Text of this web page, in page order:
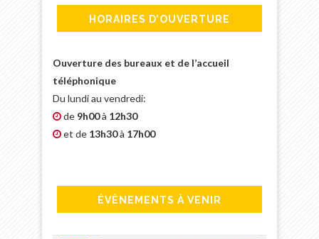
HORAIRES D’OUVERTURE
Ouverture des bureaux et de l’accueil
téléphonique
Du lundi au vendredi:
de 9h00à 12h30
et de 13h30à 17h00
ÉVÈNEMENTS À VENIR